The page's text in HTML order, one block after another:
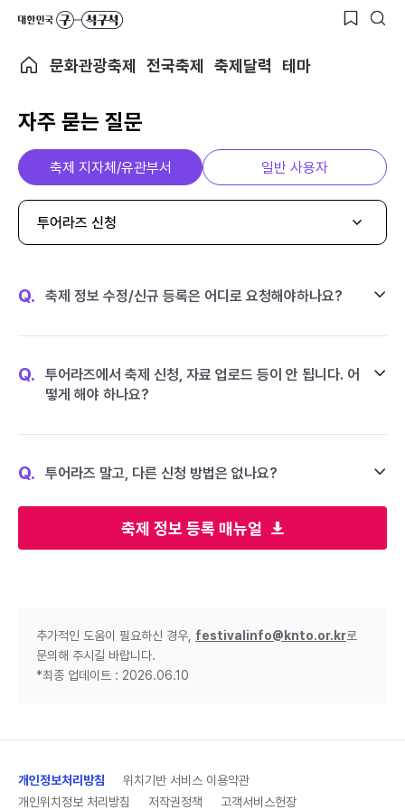
문화관광축제 전국축제 축제달력 테마
자주 묻는 질문
축제 정보 등록 매뉴얼
축제 지자체/유관부서 일반 사용자
투어라즈 신청
Q. 축제 정보 수정/신규 등록은 어디로 요청해야하나요?
Q.
투어라즈에서 축제 신청, 자료 업로드 등이 안 됩니다. 어
떻게 해야 하나요?
Q. 투어라즈 말고, 다른 신청 방법은 없나요?
추가적인 도움이 필요하신 경우, festivalinfo@knto.or.kr로
문의해 주시길 바랍니다.
*최종 업데이트 : 2026.06.10
개인정보처리방침
위치기반 서비스 이용약관
개인위치정보 처리방침
저작권정책 고객서비스헌장